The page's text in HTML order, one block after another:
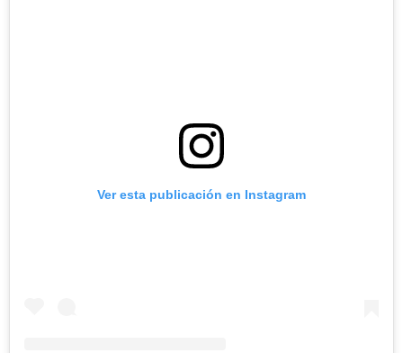
Ver esta publicación en Instagram